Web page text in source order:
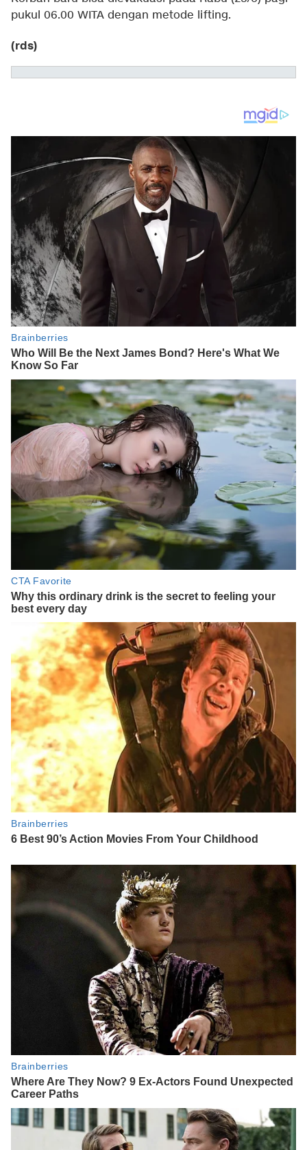
pukul 06.00 WITA dengan metode lifting.
(rds)